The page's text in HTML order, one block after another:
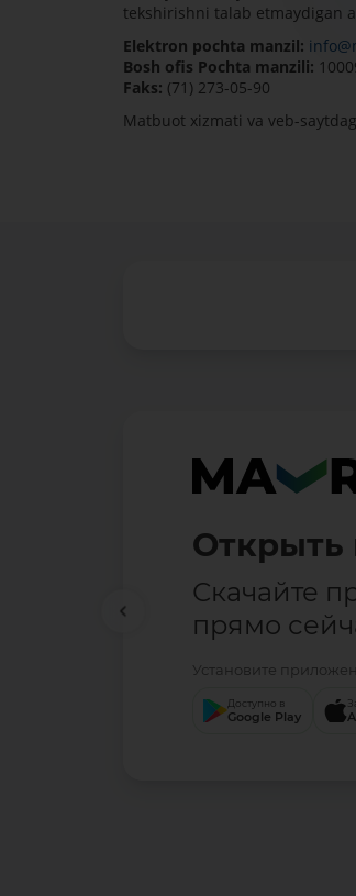
tekshirishni talab etmaydigan
Elektron pochta manzil:
Bosh ofis Pochta manzili:
Faks: (71) 273-05-90
Matbuot xizmati va vеb-
Открыть
Скачайте
прямо
Установите
Доступно в
Google Play